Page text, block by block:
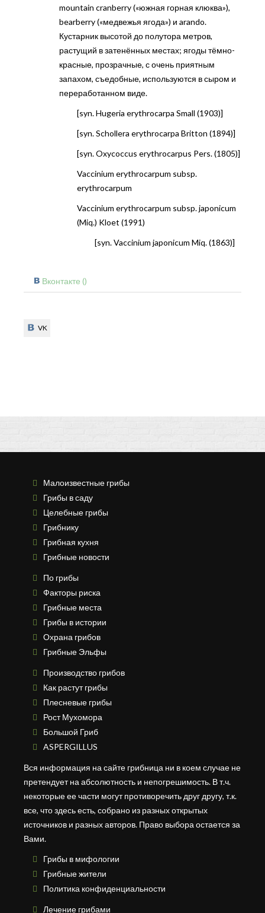
mountain cranberry («южная горная клюква»),
bearberry («медвежья ягода») и arando.
Кустарник высотой до полутора метров,
растущий в затенённых местах; ягоды тёмно-
красные, прозрачные, с очень приятным
запахом, съедобные, используются в сыром и
переработанном виде.
[syn. Hugeria erythrocarpa Small (1903)]
[syn. Schollera erythrocarpa Britton (1894)]
[syn. Oxycoccus erythrocarpus Pers. (1805)]
Vaccinium erythrocarpum subsp.
erythrocarpum
Vaccinium erythrocarpum subsp. japonicum
(Miq.) Kloet (1991)
[syn. Vaccinium japonicum Miq. (1863)]
Вконтакте ()
VK
VK
Малоизвестные грибы
Грибы в саду
Целебные грибы
Грибнику
Грибная кухня
Грибные новости
По грибы
Факторы риска
Грибные места
Грибы в истории
Охрана грибов
Грибные Эльфы
Производство грибов
Как растут грибы
Плесневые грибы
Рост Мухомора
Большой Гриб
ASPERGILLUS
Вся информация на сайте грибница ни в коем случае не
претендует на абсолютность и непогрешимость. В т.ч.
некоторые ее части могут противоречить друг другу, т.к.
все, что здесь есть, собрано из разных открытых
источников и разных авторов. Право выбора остается за
Вами.
Грибы в мифологии
Грибные жители
Политика конфиденциальности
Лечение грибами